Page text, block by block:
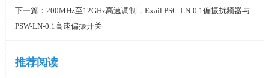
下一篇： 200MHz至12GHz高速调制，Exail PSC-LN-0.1偏振扰频器与
PSW-LN-0.1高速偏振开关
推荐阅读